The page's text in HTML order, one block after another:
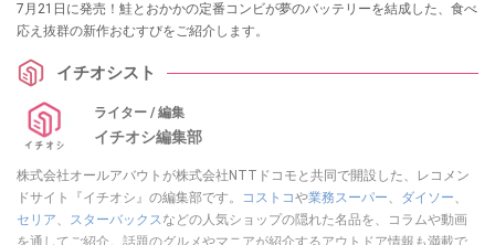
7月21日に発売！鮭とおかかの定番コンビが夢のバッテリーを結成した、食べ
応え抜群の新作おむすびをご紹介します。
イチオシスト
ライター / 編集
イチオシ編集部
株式会社オールアバウトが株式会社NTTドコモと共同で開設した、レコメン
ドサイト『イチオシ』の編集部です。
コストコや業務スーパー、 ダイソー、
セリア、 スターバックスなどの人気ショップの隠れた名品を、コラムや動画
を通してご紹介。話題のグルメやマニアが紹介するアウトドア情報も満載で